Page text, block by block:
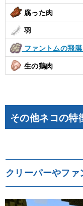
腐った肉
羽
ファントムの飛膜
生の鶏肉
その他ネコの特
クリーパーやフ